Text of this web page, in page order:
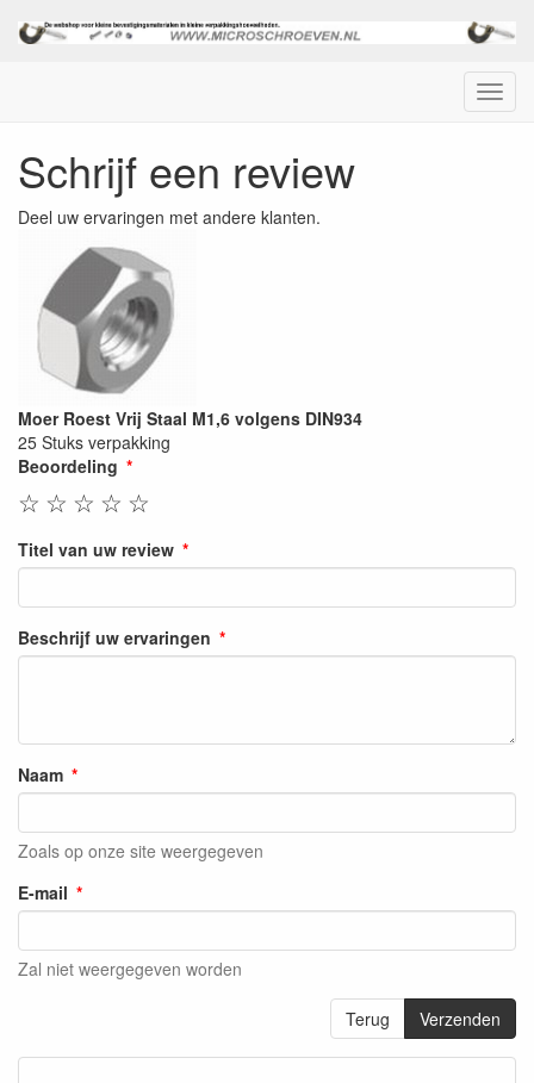
Menu
Schrijf een review
Deel uw ervaringen met andere klanten.
Moer Roest Vrij Staal M1,6 volgens DIN934
25 Stuks verpakking
Beoordeling
☆
☆
☆
☆
☆
Titel van uw review
Beschrijf uw ervaringen
Naam
Zoals op onze site weergegeven
E-mail
Zal niet weergegeven worden
Terug Verzenden